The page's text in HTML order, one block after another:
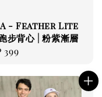
- Feather Lite
步背心 | 粉紫漸層
399